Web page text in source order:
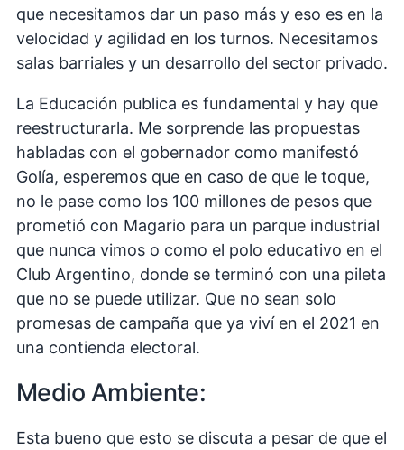
que necesitamos dar un paso más y eso es en la
velocidad y agilidad en los turnos. Necesitamos
salas barriales y un desarrollo del sector privado.
La Educación publica es fundamental y hay que
reestructurarla. Me sorprende las propuestas
habladas con el gobernador como manifestó
Golía, esperemos que en caso de que le toque,
no le pase como los 100 millones de pesos que
prometió con Magario para un parque industrial
que nunca vimos o como el polo educativo en el
Club Argentino, donde se terminó con una pileta
que no se puede utilizar. Que no sean solo
promesas de campaña que ya viví en el 2021 en
una contienda electoral.
Medio Ambiente:
Esta bueno que esto se discuta a pesar de que el